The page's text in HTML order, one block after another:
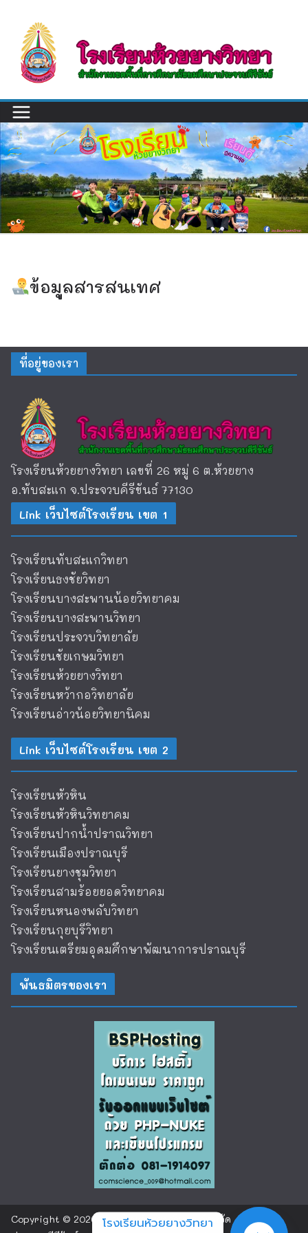
content
ข้อมูลสารสนเทศ
ที่อยู่ของเรา
โรงเรียนห้วยยางวิทยา เลขที่ 26 หมู่ 6 ต.ห้วยยาง
อ.ทับสะแก จ.ประจวบคีรีขันธ์ 77130
Link เว็บไซต์โรงเรียน เขต 1
โรงเรียนทับสะแกวิทยา
โรงเรียนธงชัยวิทยา
โรงเรียนบางสะพานน้อยวิทยาคม
โรงเรียนบางสะพานวิทยา
โรงเรียนประจวบวิทยาลัย
โรงเรียนชัยเกษมวิทยา
โรงเรียนห้วยยางวิทยา
โรงเรียนหว้ากอวิทยาลัย
โรงเรียนอ่าวน้อยวิทยานิคม
Link เว็บไซต์โรงเรียน เขต 2
โรงเรียนหัวหิน
โรงเรียนหัวหินวิทยาคม
โรงเรียนปากน้ำปราณวิทยา
โรงเรียนเมืองปราณบุรี
โรงเรียนยางชุมวิทยา
โรงเรียนสามร้อยยอดวิทยาคม
โรงเรียนหนองพลับวิทยา
โรงเรียนกุยบุรีวิทยา
โรงเรียนเตรียมอุดมศึกษาพัฒนาการปราณบุรี
พันธมิตรของเรา
Copyright © 2026 โรงเรียนห้วยยางวิทยา จังหวัด
โรงเรียนห้วยยางวิทยา